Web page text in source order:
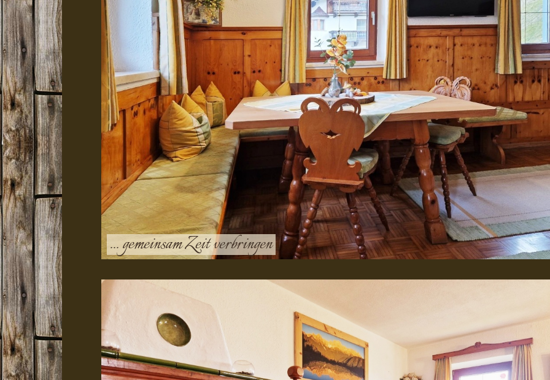
... gemeinsam Zeit verbringen